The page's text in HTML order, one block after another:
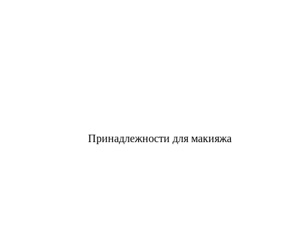
Принадлежности для макияжа